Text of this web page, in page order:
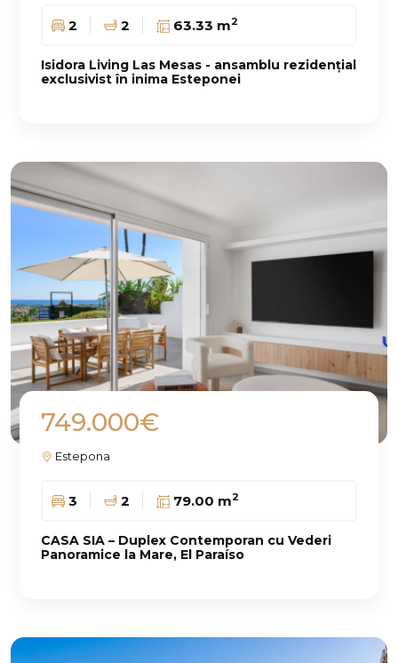
2 2 63.33 m2
Isidora Living Las Mesas - ansamblu rezidențial
exclusivist în inima Esteponei
749.000€
Estepona
3 2 79.00 m2
CASA SIA – Duplex Contemporan cu Vederi
Panoramice la Mare, El Paraíso